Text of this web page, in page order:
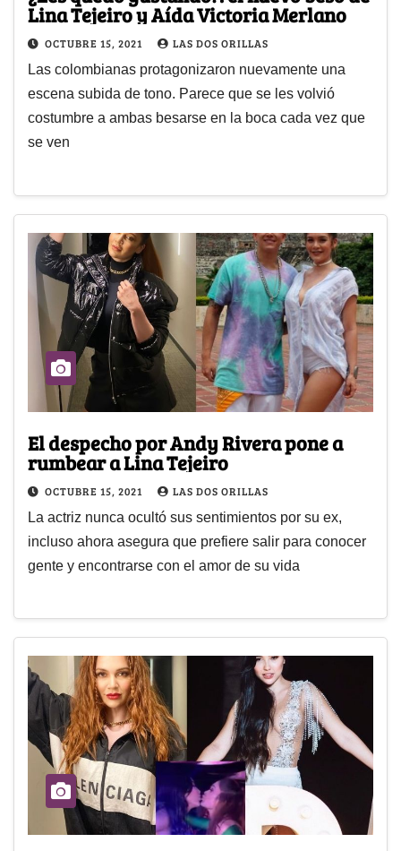
Lina Tejeiro y Aída Victoria Merlano
OCTUBRE 15, 2021 LAS DOS ORILLAS
Las colombianas protagonizaron nuevamente una
escena subida de tono. Parece que se les volvió
costumbre a ambas besarse en la boca cada vez que
se ven
El despecho por Andy Rivera pone a
rumbear a Lina Tejeiro
OCTUBRE 15, 2021 LAS DOS ORILLAS
La actriz nunca ocultó sus sentimientos por su ex,
incluso ahora asegura que prefiere salir para conocer
gente y encontrarse con el amor de su vida